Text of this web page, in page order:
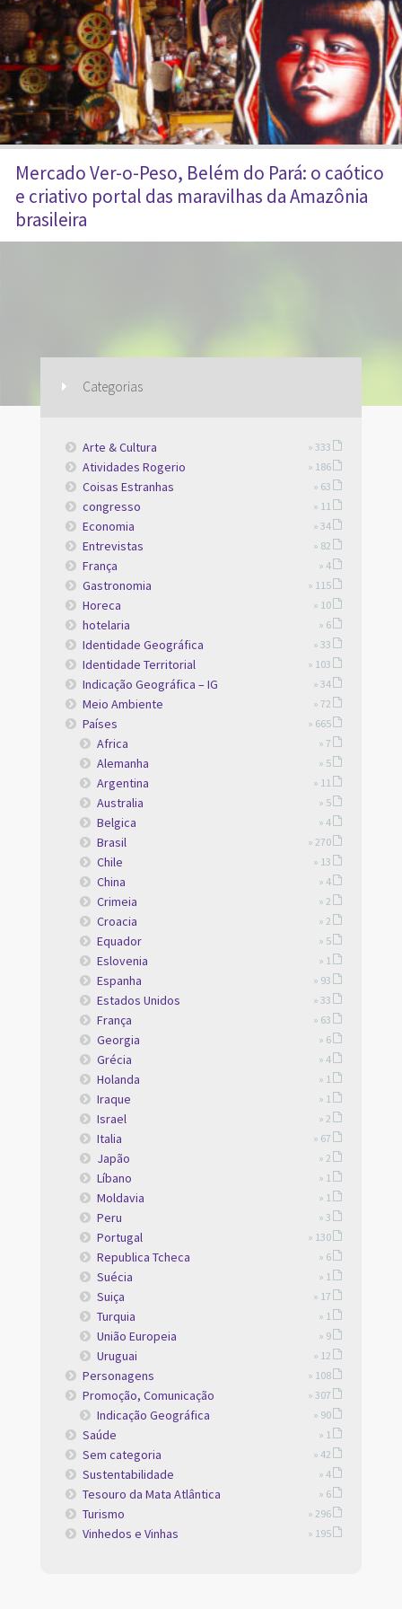
Mercado Ver-o-Peso, Belém do Pará: o caótico
e criativo portal das maravilhas da Amazônia
brasileira
Categorias
Arte & Cultura » 333
Atividades Rogerio » 186
Coisas Estranhas » 63
congresso » 11
Economia » 34
Entrevistas » 82
França » 4
Gastronomia » 115
Horeca » 10
hotelaria » 6
Identidade Geográfica » 33
Identidade Territorial » 103
Indicação Geográfica – IG » 34
Meio Ambiente » 72
Países » 665
Africa » 7
Alemanha » 5
Argentina » 11
Australia » 5
Belgica » 4
Brasil » 270
Chile » 13
China » 4
Crimeia » 2
Croacia » 2
Equador » 5
Eslovenia » 1
Espanha » 93
Estados Unidos » 33
França » 63
Georgia » 6
Grécia » 4
Holanda » 1
Iraque » 1
Israel » 2
Italia » 67
Japão » 2
Líbano » 1
Moldavia » 1
Peru » 3
Portugal » 130
Republica Tcheca » 6
Suécia » 1
Suiça » 17
Turquia » 1
União Europeia » 9
Uruguai » 12
Personagens » 108
Promoção, Comunicação » 307
Indicação Geográfica » 90
Saúde » 1
Sem categoria » 42
Sustentabilidade » 4
Tesouro da Mata Atlântica » 6
Turismo » 296
Vinhedos e Vinhas » 195